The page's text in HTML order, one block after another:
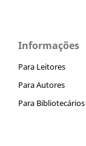
Informações
Para Leitores
Para Autores
Para Bibliotecários